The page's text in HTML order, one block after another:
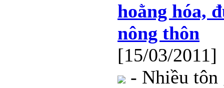
hoằng hóa,
nông thôn
[15/03/2011]
- Nhiều tôn